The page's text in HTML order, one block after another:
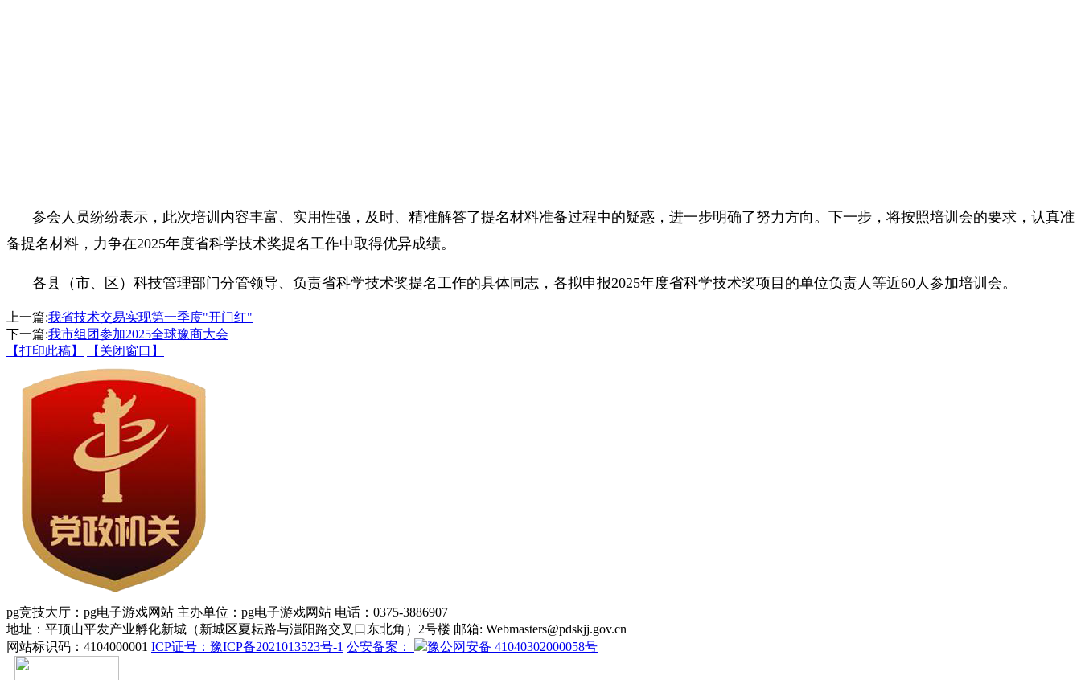
参会人员纷纷表示，此次培训内容丰富、实用性强，及时、精准解答了提名材料准备过程中的疑惑，进一步明确了努力方向。下一步，将按照培训会的要求，认真准
备提名材料，力争在2025年度省科学技术奖提名工作中取得优异成绩。
各县（市、区）科技管理部门分管领导、负责省科学技术奖提名工作的具体同志，各拟申报2025年度省科学技术奖项目的单位负责人等近60人参加培训会。
上一篇:我省技术交易实现第一季度"开门红"
下一篇:我市组团参加2025全球豫商大会
【打印此稿】
【关闭窗口】
pg竞技大厅：pg电子游戏网站 主办单位：pg电子游戏网站 电话：0375-3886907
地址：平顶山平发产业孵化新城（新城区夏耘路与滍阳路交叉口东北角）2号楼 邮箱: Webmasters@pdskjj.gov.cn
网站标识码：4104000001 ICP证号：豫ICP备2021013523号-1 公安备案： 豫公网安备 41040302000058号